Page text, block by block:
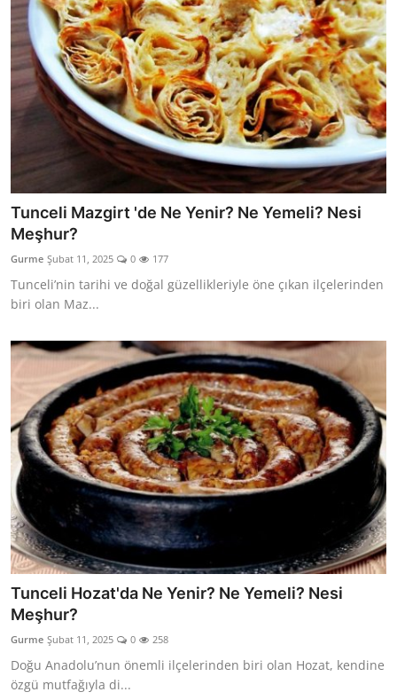
Tunceli Mazgirt 'de Ne Yenir? Ne Yemeli? Nesi
Meşhur?
Gurme Şubat 11, 2025 0 177
Tunceli’nin tarihi ve doğal güzellikleriyle öne çıkan ilçelerinden
biri olan Maz...
Tunceli Hozat'da Ne Yenir? Ne Yemeli? Nesi
Meşhur?
Gurme Şubat 11, 2025 0 258
Doğu Anadolu’nun önemli ilçelerinden biri olan Hozat, kendine
özgü mutfağıyla di...